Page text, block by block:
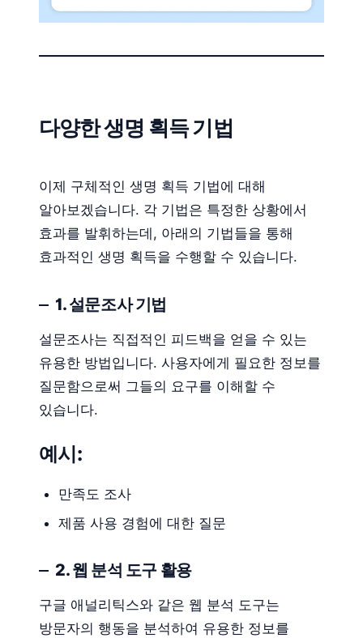
다양한 생명 획득 기법
이제 구체적인 생명 획득 기법에 대해
알아보겠습니다. 각 기법은 특정한 상황에서
효과를 발휘하는데, 아래의 기법들을 통해
효과적인 생명 획득을 수행할 수 있습니다.
1. 설문조사 기법
설문조사는 직접적인 피드백을 얻을 수 있는
유용한 방법입니다. 사용자에게 필요한 정보를
질문함으로써 그들의 요구를 이해할 수
있습니다.
예시:
만족도 조사
제품 사용 경험에 대한 질문
2. 웹 분석 도구 활용
구글 애널리틱스와 같은 웹 분석 도구는
방문자의 행동을 분석하여 유용한 정보를